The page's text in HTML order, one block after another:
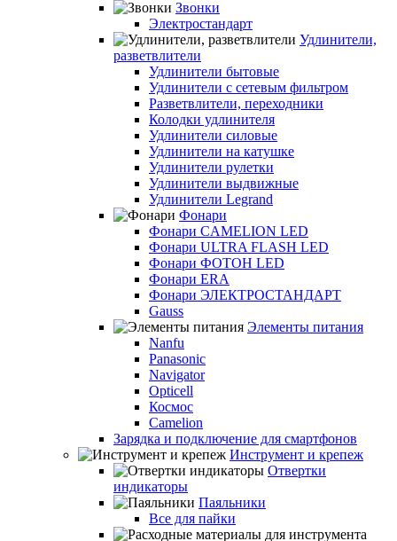
Звонки
Электростандарт
Удлинители,
разветвлители
Удлинители бытовые
Удлинители с сетевым фильтром
Разветвлители, переходники
Колодки удлинителя
Удлинители силовые
Удлинители на катушке
Удлинители рулетки
Удлинители выдвижные
Удлинители Legrand
Фонари
Фонари CAMELION LED
Фонари ULTRA FLASH LED
Фонари ФОТОН LED
Фонари ERA
Фонари ЭЛЕКТРОСТАНДАРТ
Gauss
Элементы питания
Nanfu
Panasonic
Navigator
Opticell
Космос
Camelion
Зарядка и подключение для смартфонов
Инструмент и крепеж
Отвертки
индикаторы
Паяльники
Все для пайки